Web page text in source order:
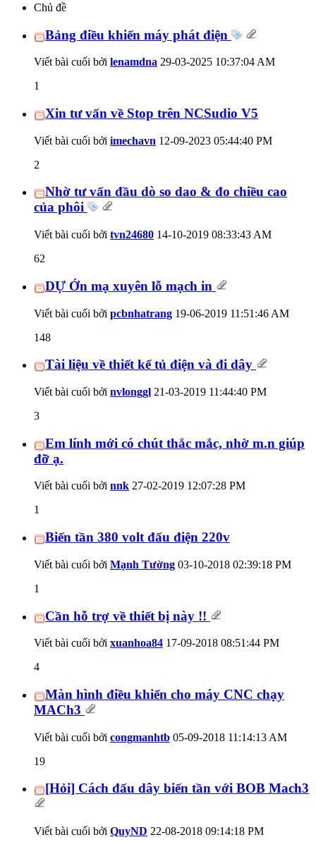
Chủ đề
Bảng điều khiển máy phát điện
Viết bài cuối bởi lenamdna 29-03-2025 10:37:04 AM
1
Xin tư vấn về Stop trên NCSudio V5
Viết bài cuối bởi imechavn 12-09-2023 05:44:40 PM
2
Nhờ tư vấn đầu dò so dao & đo chiều cao
của phôi
Viết bài cuối bởi tvn24680 14-10-2019 08:33:43 AM
62
DỰ Ớn mạ xuyên lỗ mạch in
Viết bài cuối bởi pcbnhatrang 19-06-2019 11:51:46 AM
148
Tài liệu về thiết kế tủ điện và đi dây
Viết bài cuối bởi nvlonggl 21-03-2019 11:44:40 PM
3
Em lính mới có chút thắc mắc, nhờ m.n giúp
đỡ ạ.
Viết bài cuối bởi nnk 27-02-2019 12:07:28 PM
1
Biến tần 380 volt đấu điện 220v
Viết bài cuối bởi Mạnh Tường 03-10-2018 02:39:18 PM
1
Cần hỗ trợ về thiết bị này !!
Viết bài cuối bởi xuanhoa84 17-09-2018 08:51:44 PM
4
Màn hình điều khiển cho máy CNC chạy
MACh3
Viết bài cuối bởi congmanhtb 05-09-2018 11:14:13 AM
19
[Hỏi] Cách đấu dây biến tần với BOB Mach3
Viết bài cuối bởi QuyND 22-08-2018 09:14:18 PM